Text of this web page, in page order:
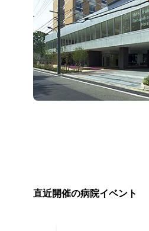
直近開催の病院イベント